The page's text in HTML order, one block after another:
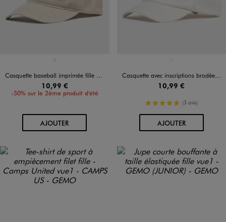
Casquette baseball imprimée fille - Hello Kitty
10,99 €
-50% sur le 2ème produit d'été
AJOUTERAU PANIER
Casquette avec inscriptions brodées ados - Camps United
10,99 €
5/5 de moyenne
(3 avis)
AJOUTERAU PANIER